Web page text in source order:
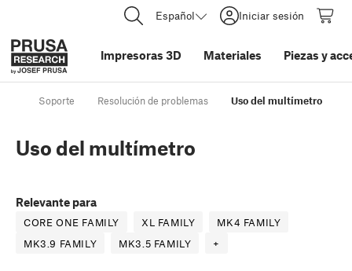
Español Iniciar sesión
Impresoras 3D Materiales Piezas y
Soporte Resolución de problemas Uso del multímetro
Uso del multímetro
Relevante para
CORE ONE FAMILY XL FAMILY
MK4 FAMILY
MK3.9 FAMILY
MK3.5 FAMILY +